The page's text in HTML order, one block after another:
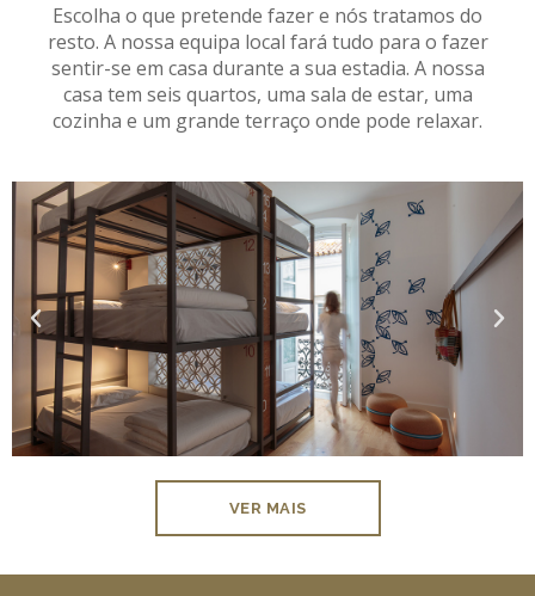
Escolha o que pretende fazer e nós tratamos do
resto. A nossa equipa local fará tudo para o fazer
sentir-se em casa durante a sua estadia. A nossa
casa tem seis quartos, uma sala de estar, uma
cozinha e um grande terraço onde pode relaxar.
VER MAIS